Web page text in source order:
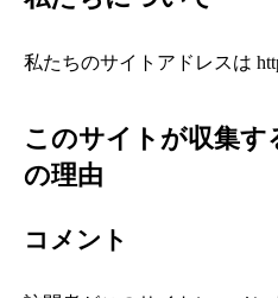
私たちのサイトアドレスは
このサイトが収集す
の理由
コメント